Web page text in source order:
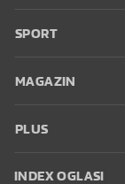
SPORT
MAGAZIN
PLUS
INDEX OGLASI